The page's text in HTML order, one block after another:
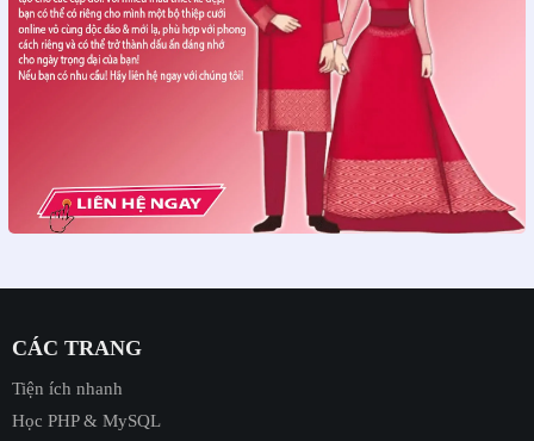
CÁC TRANG
Tiện ích nhanh
Học PHP & MySQL